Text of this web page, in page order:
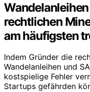
Wandelanleihen
rechtlichen
am häufigsten
Indem Gründer die
Wandelanleihen und
kostspielige Fehler
Startups gefährden